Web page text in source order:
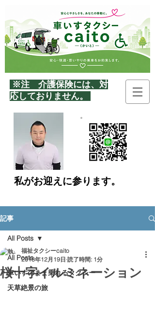
※注 介護保険には、 対
応しておりません。
私がお迎えに参ります。
記事
All Posts
車いすのまま乗れるタクシー
天草絶景の旅
All Posts
桜十字イルミネーション
福祉タクシーcaito
2018年12月19日 読了時間: 1分